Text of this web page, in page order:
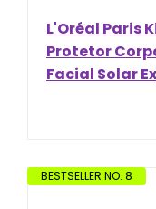
L'Oréal Paris
Protetor
Facial Solar
BESTSELLER NO. 8